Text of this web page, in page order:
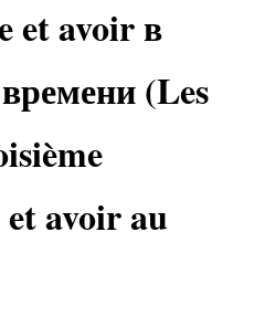
et avoir в
(Les
avoir au